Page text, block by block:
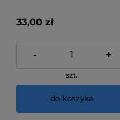
33,00 zł
- +
szt.
do koszyka